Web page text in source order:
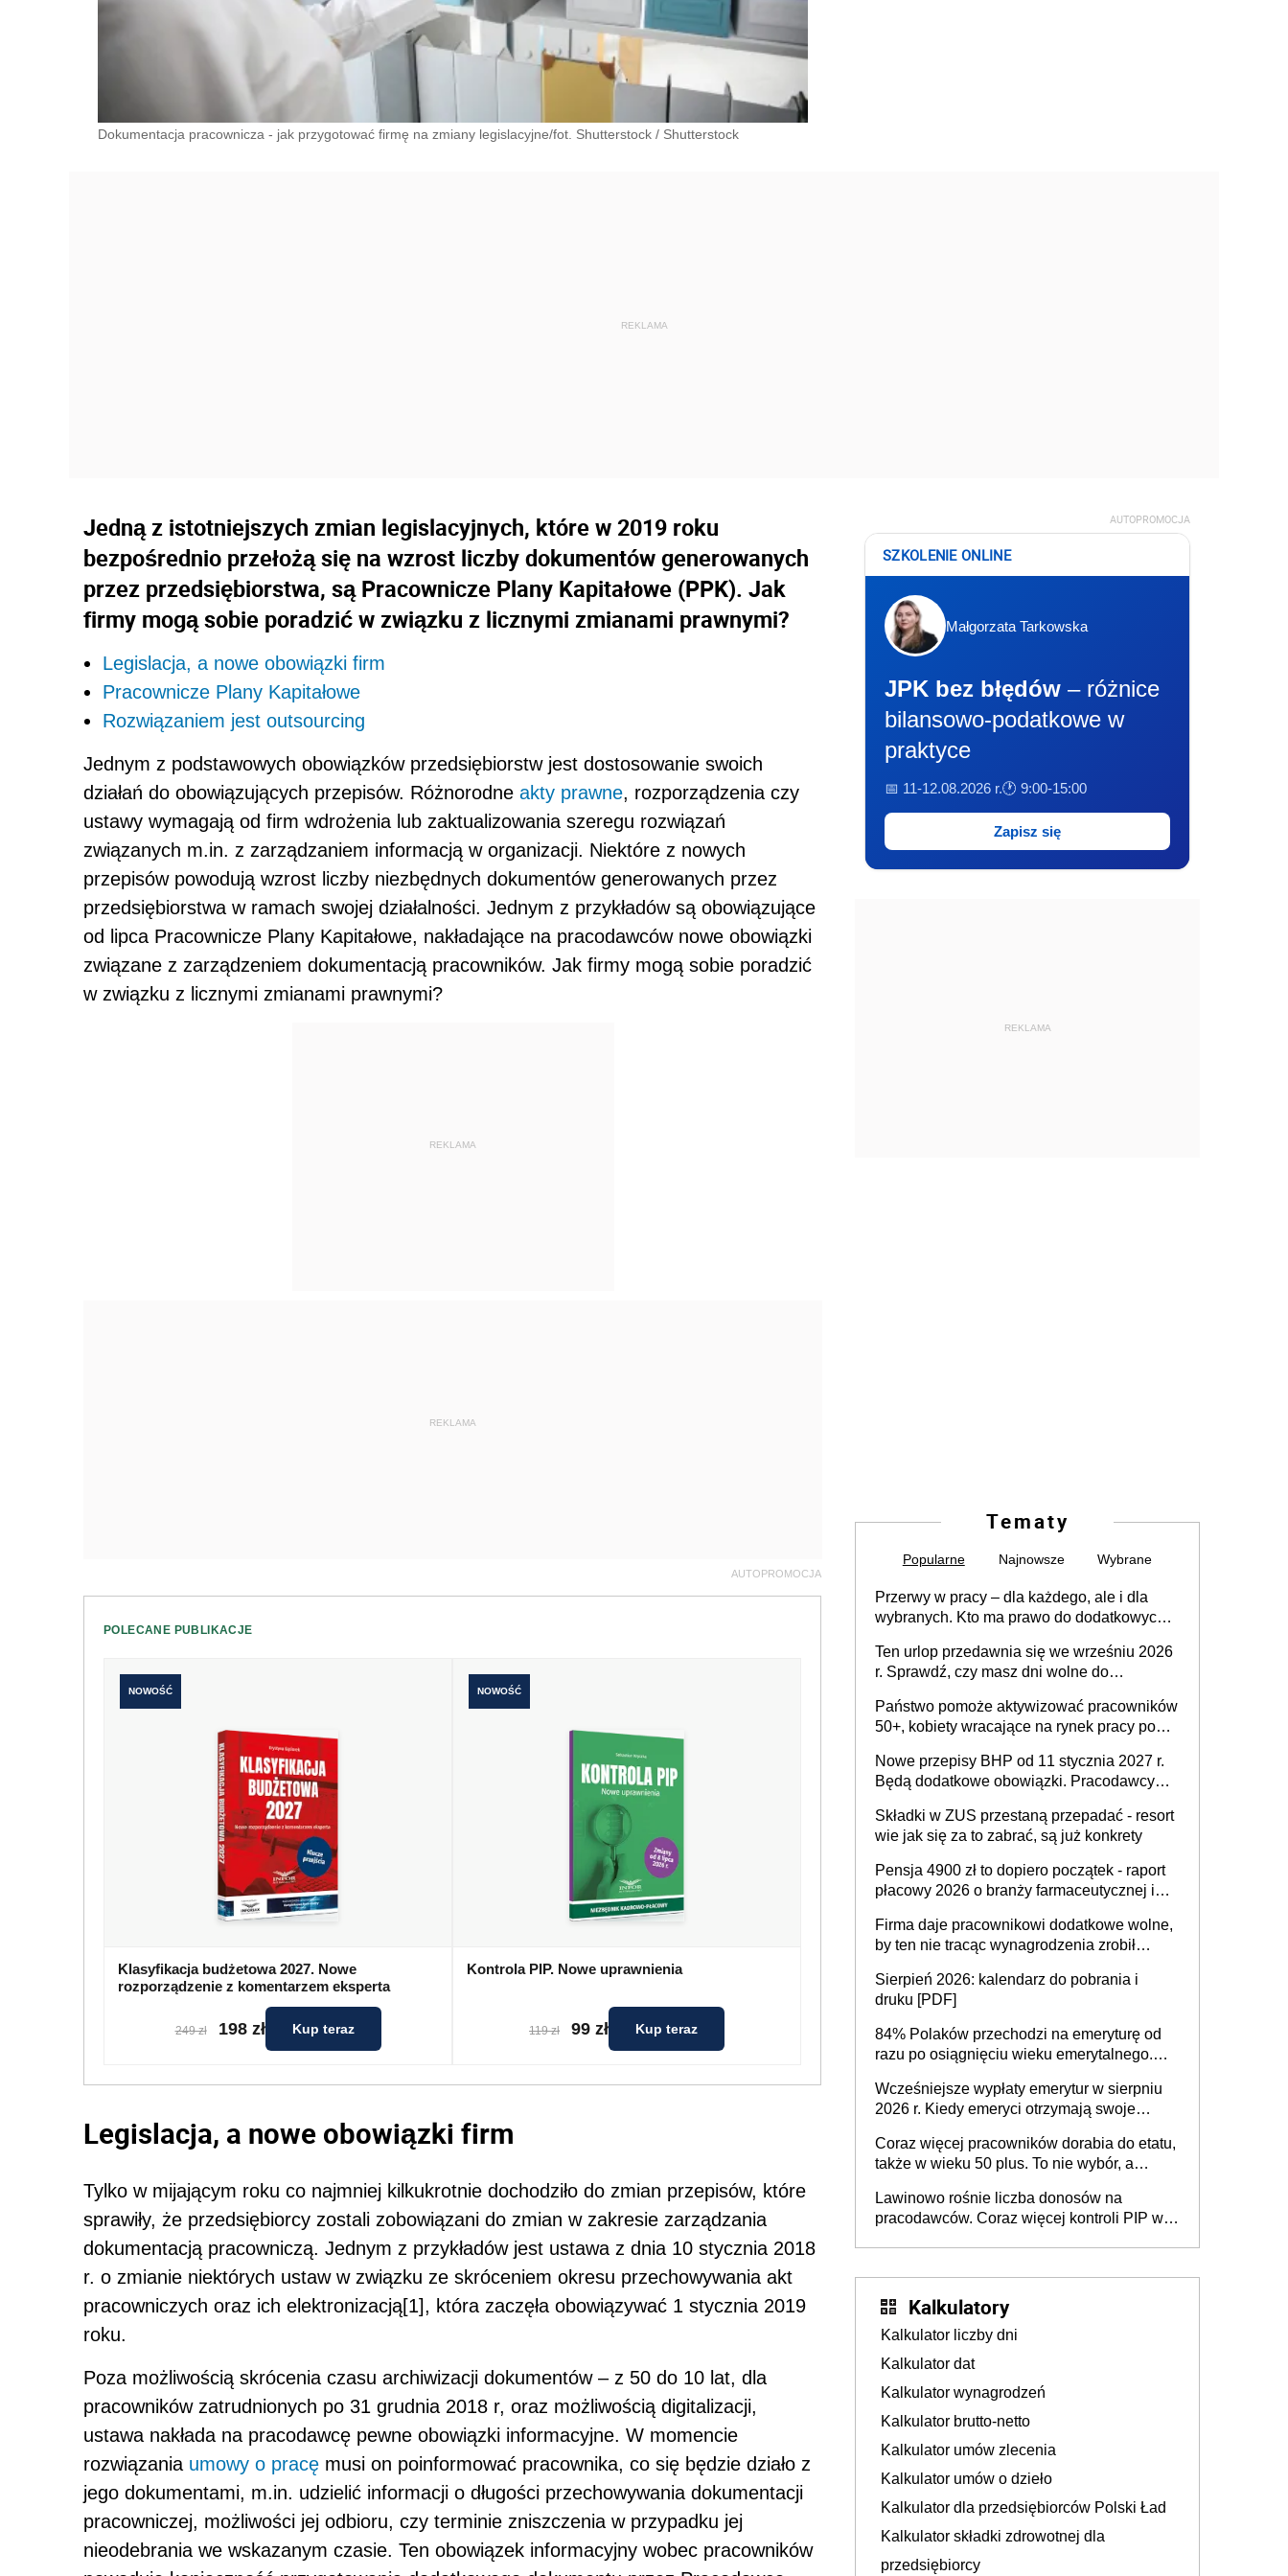
Dokumentacja pracownicza - jak przygotować firmę na zmiany legislacyjne/fot. Shutterstock / Shutterstock
Jedną z istotniejszych zmian legislacyjnych, które w 2019 roku
bezpośrednio przełożą się na wzrost liczby dokumentów generowanych
przez przedsiębiorstwa, są Pracownicze Plany Kapitałowe (PPK). Jak
firmy mogą sobie poradzić w związku z licznymi zmianami prawnymi?
Legislacja, a nowe obowiązki firm
Pracownicze Plany Kapitałowe
Rozwiązaniem jest outsourcing
Jednym z podstawowych obowiązków przedsiębiorstw jest dostosowanie swoich
działań do obowiązujących przepisów. Różnorodne akty prawne, rozporządzenia czy
ustawy wymagają od firm wdrożenia lub zaktualizowania szeregu rozwiązań
związanych m.in. z zarządzaniem informacją w organizacji. Niektóre z nowych
przepisów powodują wzrost liczby niezbędnych dokumentów generowanych przez
przedsiębiorstwa w ramach swojej działalności. Jednym z przykładów są obowiązujące
od lipca Pracownicze Plany Kapitałowe, nakładające na pracodawców nowe obowiązki
związane z zarządzeniem dokumentacją pracowników. Jak firmy mogą sobie poradzić
w związku z licznymi zmianami prawnymi?
REKLAMA
REKLAMA
AUTOPROMOCJA
POLECANE PUBLIKACJE
NOWOŚĆ
Klasyfikacja budżetowa 2027. Nowe
rozporządzenie z komentarzem eksperta
249 zł 198 zł Kup teraz
NOWOŚĆ
Kontrola PIP. Nowe uprawnienia
119 zł 99 zł Kup teraz
Legislacja, a nowe obowiązki firm
Tylko w mijającym roku co najmniej kilkukrotnie dochodziło do zmian przepisów, które
sprawiły, że przedsiębiorcy zostali zobowiązani do zmian w zakresie zarządzania
dokumentacją pracowniczą. Jednym z przykładów jest ustawa z dnia 10 stycznia 2018
r. o zmianie niektórych ustaw w związku ze skróceniem okresu przechowywania akt
pracowniczych oraz ich elektronizacją[1], która zaczęła obowiązywać 1 stycznia 2019
roku.
Poza możliwością skrócenia czasu archiwizacji dokumentów – z 50 do 10 lat, dla
pracowników zatrudnionych po 31 grudnia 2018 r, oraz możliwością digitalizacji,
ustawa nakłada na pracodawcę pewne obowiązki informacyjne. W momencie
rozwiązania umowy o pracę musi on poinformować pracownika, co się będzie działo z
jego dokumentami, m.in. udzielić informacji o długości przechowywania dokumentacji
pracowniczej, możliwości jej odbioru, czy terminie zniszczenia w przypadku jej
nieodebrania we wskazanym czasie. Ten obowiązek informacyjny wobec pracowników
AUTOPROMOCJA
SZKOLENIE ONLINE
Małgorzata Tarkowska
JPK bez błędów – różnice
bilansowo-podatkowe w
praktyce
📅 11-12.08.2026 r.🕐 9:00-15:00
Zapisz się
REKLAMA
Tematy
Popularne Najnowsze Wybrane
Przerwy w pracy – dla każdego, ale i dla
wybranych. Kto ma prawo do dodatkowych
Ten urlop przedawnia się we wrześniu 2026
r. Sprawdź, czy masz dni wolne do
Państwo pomoże aktywizować pracowników
50+, kobiety wracające na rynek pracy po
osoby neuroatypowe. Powstanie Fundusz
na rzecz Inkluzywności w Zatrudnianiu?
Nowe przepisy BHP od 11 stycznia 2027 r.
Będą dodatkowe obowiązki. Pracodawcy
Składki w ZUS przestaną przepadać - resort
wie jak się za to zabrać, są już konkrety
Pensja 4900 zł to dopiero początek - raport
płacowy 2026 o branży farmaceutycznej i
Firma daje pracownikowi dodatkowe wolne,
by ten nie tracąc wynagrodzenia zrobił
sprawdza
Sierpień 2026: kalendarz do pobrania i
druku [PDF]
84% Polaków przechodzi na emeryturę od
razu po osiągnięciu wieku emerytalnego.
dłużej, ale czy jest w stanie? Pracownicy
45+ to siła napędowa gospodarki
Wcześniejsze wypłaty emerytur w sierpniu
2026 r. Kiedy emeryci otrzymają swoje
Coraz więcej pracowników dorabia do etatu,
także w wieku 50 plus. To nie wybór, a
życia
Lawinowo rośnie liczba donosów na
pracodawców. Coraz więcej kontroli PIP w
Kalkulatory
Kalkulator liczby dni
Kalkulator dat
Kalkulator wynagrodzeń
Kalkulator brutto-netto
Kalkulator umów zlecenia
Kalkulator umów o dzieło
Kalkulator dla przedsiębiorców Polski Ład
Kalkulator składki zdrowotnej dla
przedsiębiorcy